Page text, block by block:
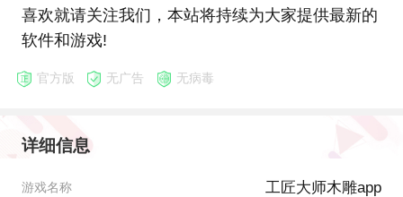
喜欢就请关注我们，本站将持续为大家提供最新的
软件和游戏!
官方版 无广告 无病毒
详细信息
游戏名称 工匠大师木雕app